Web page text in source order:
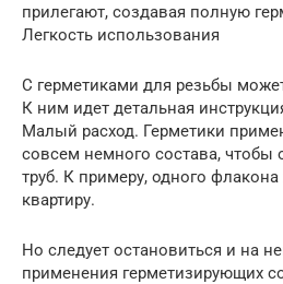
прилегают, создавая полную
Легкость использования
С герметиками для резьбы
К ним идет детальная
Малый расход. Герметики
совсем немного состава, чтобы
труб. К примеру, одного
квартиру.
Но следует остановиться и на
применения герметизирующих